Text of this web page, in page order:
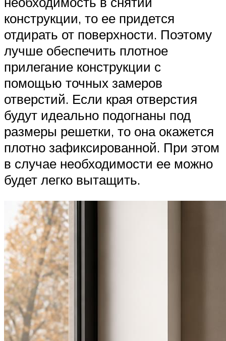
конструкции, то ее придется
отдирать от поверхности. Поэтому
лучше обеспечить плотное
прилегание конструкции с
помощью точных замеров
отверстий. Если края отверстия
будут идеально подогнаны под
размеры решетки, то она окажется
плотно зафиксированной. При этом
в случае необходимости ее можно
будет легко вытащить.